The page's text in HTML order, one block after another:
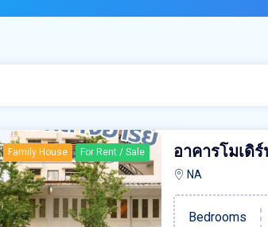
Family House For Rent / Sale อาคารโมเดิ
NA
Bedrooms